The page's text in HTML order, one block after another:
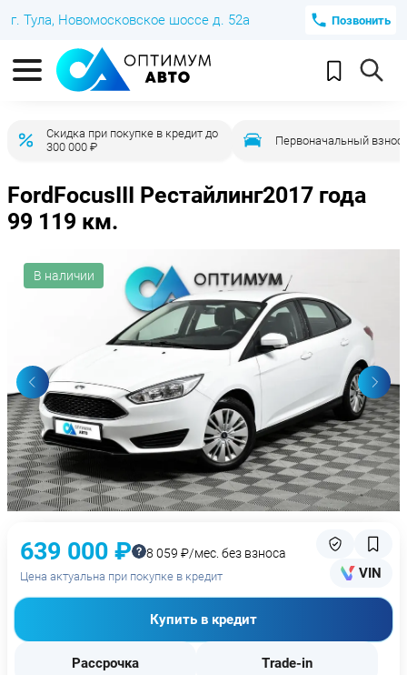
г. Тула, Новомосковское шоссе д. 52а Позвонить
Скидка при покупке в кредит до
300 000 ₽
Первоначальный взнос
FordFocusIII Рестайлинг2017 года
99 119 км.
В наличии
639 000 ₽ 8 059 ₽/мес. без взноса
Цена актуальна при покупке в кредит VIN
Купить в кредит
Рассрочка Trade-in